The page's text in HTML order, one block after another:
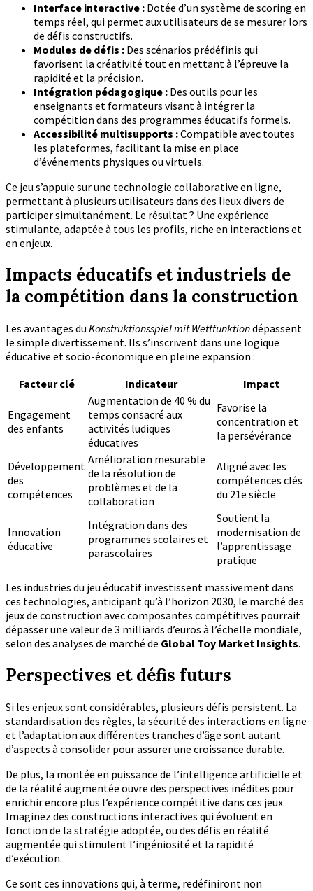
Interface interactive : Dotée d’un système de scoring en
temps réel, qui permet aux utilisateurs de se mesurer lors
de défis constructifs.
Modules de défis : Des scénarios prédéfinis qui
favorisent la créativité tout en mettant à l’épreuve la
rapidité et la précision.
Intégration pédagogique : Des outils pour les
enseignants et formateurs visant à intégrer la
compétition dans des programmes éducatifs formels.
Accessibilité multisupports :Compatible avec toutes
les plateformes, facilitant la mise en place
d’événements physiques ou virtuels.
Ce jeu s’appuie sur une technologie collaborative en ligne,
permettant à plusieurs utilisateurs dans des lieux divers de
participer simultanément. Le résultat ? Une expérience
stimulante, adaptée à tous les profils, riche en interactions et
en enjeux.
Impacts éducatifs et industriels de
la compétition dans la construction
Les avantages du Konstruktionsspiel mit Wettfunktiondépassent
le simple divertissement. Ils s’inscrivent dans une logique
éducative et socio-économique en pleine expansion :
Facteur clé
Indicateur Impact
Engagement
des enfants
Augmentation de 40 % du
temps consacré aux
activités ludiques
éducatives
Favorise la
concentration et
la persévérance
Développement
des
compétences
Amélioration mesurable
de la résolution de
problèmes et de la
collaboration
Aligné avec les
compétences clés
du 21e siècle
Innovation
éducative
Intégration dans des
programmes scolaires et
parascolaires
Soutient la
modernisation de
l’apprentissage
pratique
Les industries du jeu éducatif investissent massivement dans
ces technologies, anticipant qu’à l’horizon 2030, le marché des
jeux de construction avec composantes compétitives pourrait
dépasser une valeur de 3 milliards d’euros à l’échelle mondiale,
selon des analyses de marché de Global Toy Market Insights.
Perspectives et défis futurs
Si les enjeux sont considérables, plusieurs défis persistent. La
standardisation des règles, la sécurité des interactions en ligne
et l’adaptation aux différentes tranches d’âge sont autant
d’aspects à consolider pour assurer une croissance durable.
De plus, la montée en puissance de l’intelligence artificielle et
de la réalité augmentée ouvre des perspectives inédites pour
enrichir encore plus l’expérience compétitive dans ces jeux.
Imaginez des constructions interactives qui évoluent en
fonction de la stratégie adoptée, ou des défis en réalité
augmentée qui stimulent l’ingéniosité et la rapidité
d’exécution.
Ce sont ces innovations qui, à terme, redéfiniront non